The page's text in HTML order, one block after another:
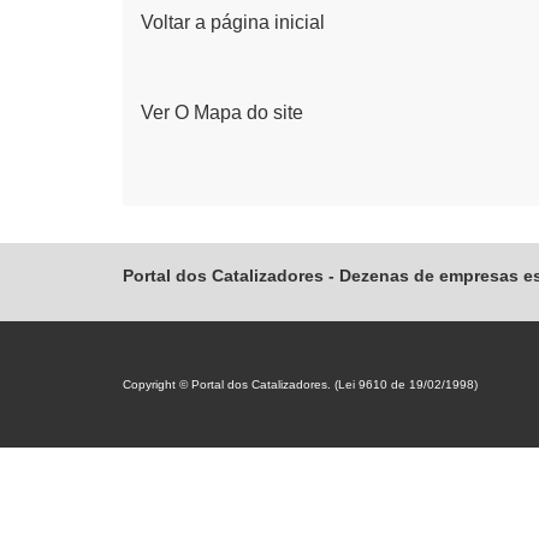
Voltar a página inicial
Ver O Mapa do site
Portal dos Catalizadores - Dezenas de empresas
Copyright © Portal dos Catalizadores. (Lei 9610 de 19/02/1998)